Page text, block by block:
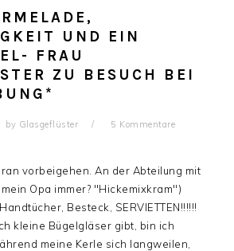
UND EIN
FRAU
ZU BESUCH BEI
by Glasgeflüster 5 Kommentare
vorbeigehen. An der Abteilung mit
Opa immer? "Hickemixkram")
Besteck, SERVIETTEN!!!!!!
kleine Bügelgläser gibt, bin ich
meine Kerle sich langweilen,